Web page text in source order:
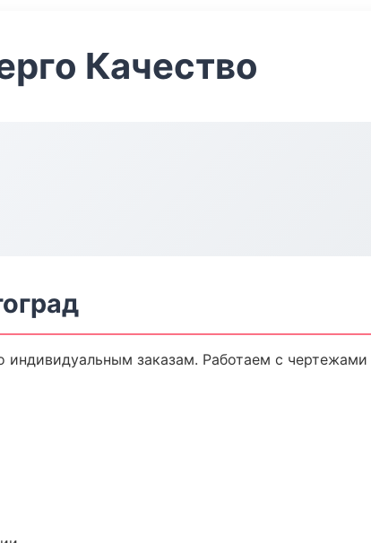
Качество
заказам. Работаем с